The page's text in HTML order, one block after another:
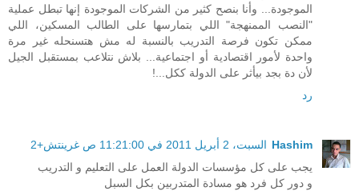
الموجودة... وأنا بنصح كثير من الشركات الموجودة إنها تبطل عملية
"النصب الممنهجة" اللي بتمارسها على الطالب المسكين، اللي
ممكن تكون فرصة التدريب بالنسبة له مش هتسنحله غير مرة
واحدة لأمور اقتصادية أو اجتماعية... بلاش نتلاعب بمستقبل الجيل
لأن دة بجد بيأثر على الدولة ككل...!
رد
Hashim السبت، 2 أبريل 2011 في 11:21:00 ص غرينتش+2
يجب على كل مؤسسات الدولة العمل على التعليم و التدريب
و دور كل فرد هو مسادة المتدربين بكل السبل